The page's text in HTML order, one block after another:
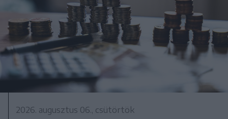
2026. augusztus 06., csütörtök